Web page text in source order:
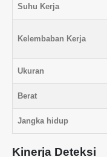
Suhu Kerja
Kelembaban Kerja
Ukuran
Berat
Jangka hidup
Kinerja Deteksi